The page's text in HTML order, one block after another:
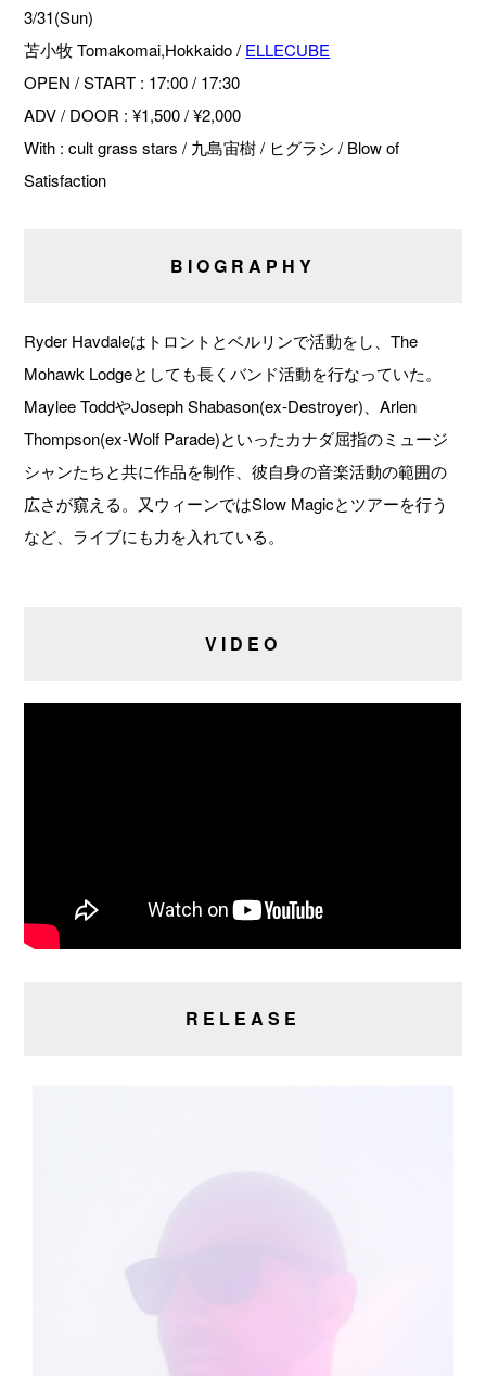
3/31(Sun)
苫小牧 Tomakomai,Hokkaido /ELLECUBE
OPEN / START : 17:00 / 17:30
ADV / DOOR : ¥1,500 / ¥2,000
With : cult grass stars / 九島宙樹 / ヒグラシ / Blow of
Satisfaction
BIOGRAPHY
Ryder Havdaleはトロントとベルリンで活動をし、The
Mohawk Lodgeとしても長くバンド活動を行なっていた。
Maylee ToddやJoseph Shabason(ex-Destroyer)、Arlen
Thompson(ex-Wolf Parade)といったカナダ屈指のミュージ
シャンたちと共に作品を制作、彼自身の音楽活動の範囲の
広さが窺える。又ウィーンではSlow Magicとツアーを行う
など、ライブにも力を入れている。
VIDEO
RELEASE